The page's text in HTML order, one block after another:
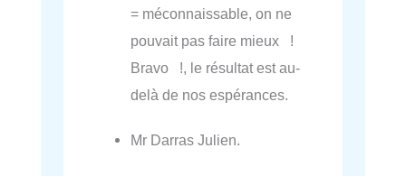
= méconnaissable, on ne
pouvait pas faire mieux !
Bravo !, le résultat est au-
delà de nos espérances.
Mr Darras Julien.